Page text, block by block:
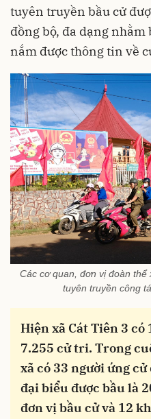
tuyên truyền bầu cử
đồng bộ, đa dạng
nắm được thông tin về
Các cơ quan, đơn vị đoàn
tuyên truyền công
Hiện xã Cát Tiên 3
7.255 cử tri. Trong
xã có 33 người ứng
đại biểu được bầu là
đơn vị bầu cử và 12